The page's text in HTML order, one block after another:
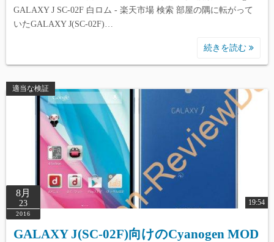
GALAXY J SC-02F 白ロム - 楽天市場 検索 部屋の隅に転がって
いたGALAXY J(SC-02F)…
続きを読む
適当な検証
8月
23
2016
19:54
GALAXY J(SC-02F)向けのCyanogen MOD